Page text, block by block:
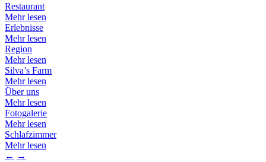
Restaurant
Mehr lesen
Erlebnisse
Mehr lesen
Region
Mehr lesen
Silva’s Farm
Mehr lesen
Über uns
Mehr lesen
Fotogalerie
Mehr lesen
Schlafzimmer
Mehr lesen
← →